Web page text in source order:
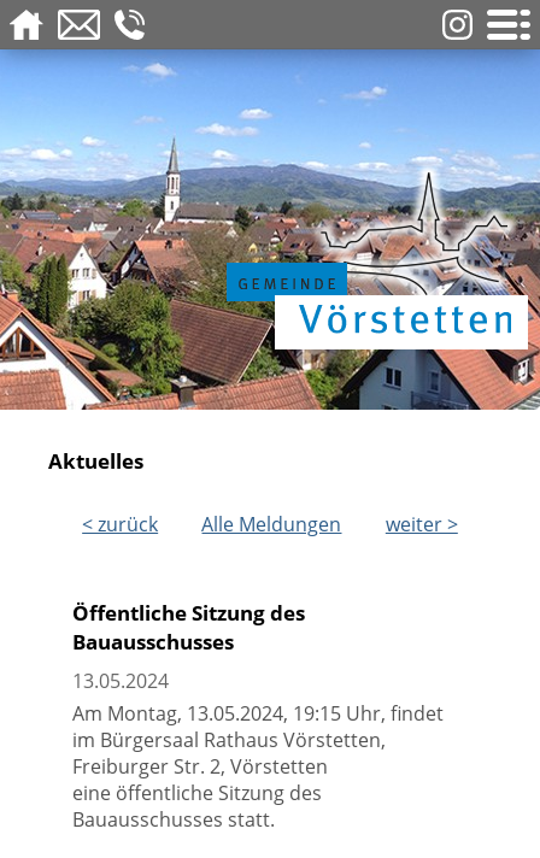
Aktuelles
< zurück Alle Meldungen weiter >
Öffentliche Sitzung des
Bauausschusses
13.05.2024
Am Montag, 13.05.2024, 19:15 Uhr, findet
im Bürgersaal Rathaus Vörstetten,
Freiburger Str. 2, Vörstetten
eine öffentliche Sitzung des
Bauausschusses statt.